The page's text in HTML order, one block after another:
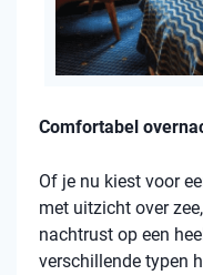
Comfortabel
Of je nu kiest voor
met uitzicht over
nachtrust op een
verschillende typen